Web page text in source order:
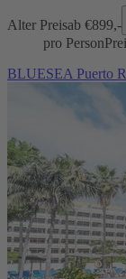
Alter Preisab €899,-
pro Person
BLUESEA Puerto